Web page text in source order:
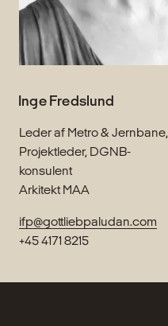
Inge Fredslund
Leder af Metro & Jernbane,
Projektleder, DGNB-
konsulent
Arkitekt MAA
ifp@gottliebpaludan.com
+45 4171 8215